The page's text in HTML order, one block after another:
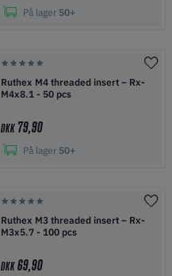
På lager 50+
Ruthex M4 threaded insert – Rx-
M4x8.1 - 50 pcs
DKK79,90
På lager 50+
Ruthex M3 threaded insert – Rx-
M3x5.7 - 100 pcs
DKK69,90